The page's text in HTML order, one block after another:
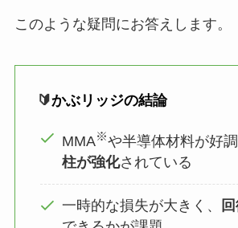
このような疑問にお答えします。
🔰かぶリッジの結論
MMA※や半導体材料が好調
柱が強化されている
一時的な損失が大きく、